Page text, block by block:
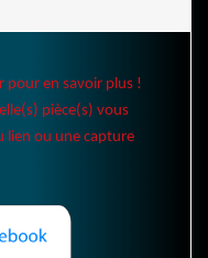
pour en savoir plus !
pièce(s) vous
lien ou une capture